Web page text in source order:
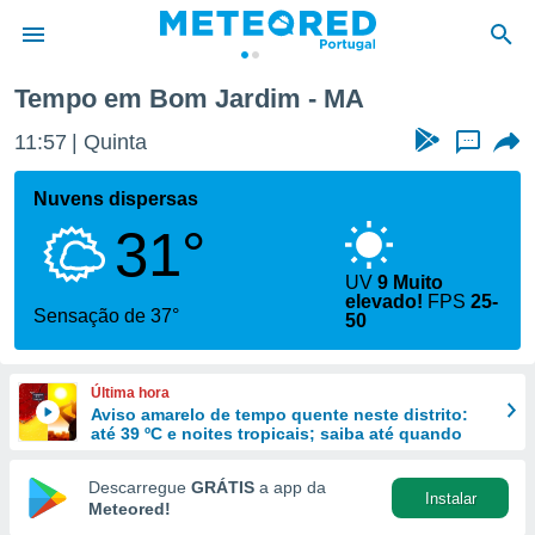
da
foi
fornecidas
a este
das
e
forma
digital
Tempo em Bom Jardim - MA
11:57 Quinta ...
Nuvens dispersas
31°
Sensação de 37°
UV9 Muito
elevado! FPS25-
50
Última hora
Aviso amarelo de tempo quente neste distrito:
até 39 ºC e noites tropicais; saiba até quando
Descarregue GRÁTIS a app da
Meteored!
Instalar